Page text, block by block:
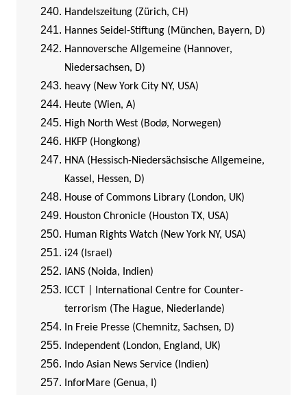
Handelszeitung (Zürich, CH)
Hannes Seidel-Stiftung (München, Bayern, D)
Hannoversche Allgemeine (Hannover,
Niedersachsen, D)
heavy (New York City NY, USA)
Heute (Wien, A)
High North West (Bodø, Norwegen)
HKFP (Hongkong)
HNA (Hessisch-Niedersächsische Allgemeine,
Kassel, Hessen, D)
House of Commons Library (London, UK)
Houston Chronicle (Houston TX, USA)
Human Rights Watch (New York NY, USA)
i24 (Israel)
IANS (Noida, Indien)
ICCT | International Centre for Counter-
terrorism (The Hague, Niederlande)
In Freie Presse (Chemnitz, Sachsen, D)
Independent (London, England, UK)
Indo Asian News Service (Indien)
InforMare (Genua, I)